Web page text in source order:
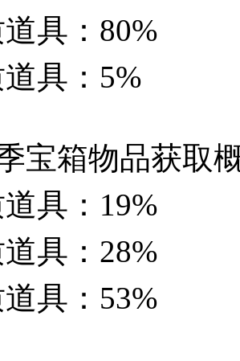
具：80%
具：5%
季宝箱物品获取
具：19%
具：28%
具：53%